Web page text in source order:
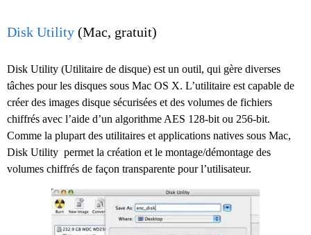
Disk Utility (Mac, gratuit)
Disk Utility (Utilitaire de disque) est un outil, qui gère diverses
tâches pour les disques sous Mac OS X. L’utilitaire est capable de
créer des images disque sécurisées et des volumes de fichiers
chiffrés avec l’aide d’un algorithme AES 128-bit ou 256-bit.
Comme la plupart des utilitaires et applications natives sous Mac,
Disk Utility permet la création et le montage/démontage des
volumes chiffrés de façon transparente pour l’utilisateur.